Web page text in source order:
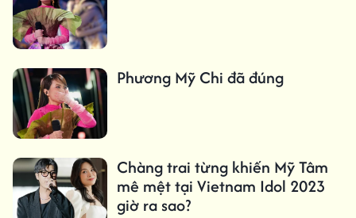
Phương Mỹ Chi đã đúng
Chàng trai từng khiến Mỹ Tâm
mê mệt tại Vietnam Idol 2023
giờ ra sao?